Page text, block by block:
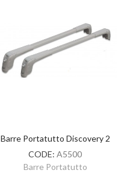
Barre Portatutto Discovery 2
CODE: A5500
Barre Portatutto